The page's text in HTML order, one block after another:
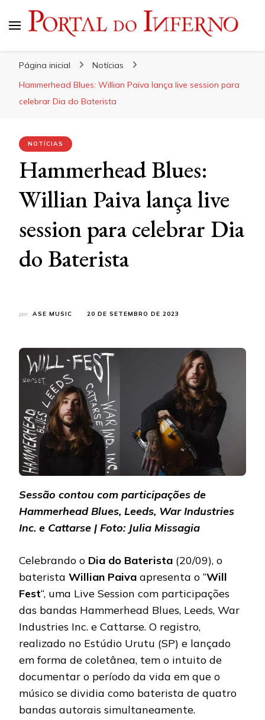
Página inicial
Notícias
Hammerhead Blues: Willian Paiva lança live session para
celebrar Dia do Baterista
NOTÍCIAS
Hammerhead Blues:
Willian Paiva lança live
session para celebrar Dia
do Baterista
por ASE MUSIC 20 DE SETEMBRO DE 2023
Sessão contou com participações de
Hammerhead Blues, Leeds, War Industries
Inc. e Cattarse | Foto: Julia Missagia
Celebrando o Dia do Baterista (20/09), o
baterista Willian Paiva apresenta o “Will
Fest“, uma Live Session com participações
das bandas Hammerhead Blues, Leeds, War
Industries Inc. e Cattarse. O registro,
realizado no Estúdio Urutu (SP) e lançado
em forma de coletânea, tem o intuito de
documentar o período da vida em que o
músico se dividia como baterista de quatro
bandas autorais simultaneamente.